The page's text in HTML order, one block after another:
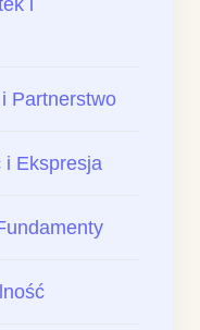
i
Partnerstwo
Ekspresja